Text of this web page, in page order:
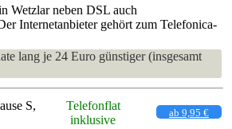
Wetzlar neben DSL auch
Internetanbieter gehört zum Telefonica-
lang je 24 Euro günstiger (insgesamt
S,
Telefonflat
inklusive
ab 9,95 €